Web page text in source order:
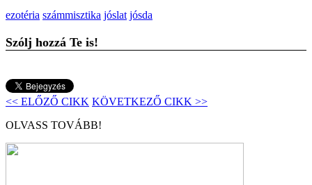
ezotéria számmisztika jóslat jósda
Szólj hozzá Te is!
<< ELŐZŐ CIKK KÖVETKEZŐ CIKK >>
OLVASS TOVÁBB!